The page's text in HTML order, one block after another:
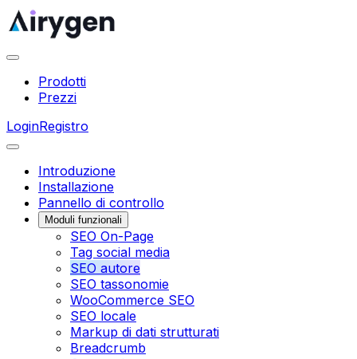
Prodotti
Prezzi
LoginRegistro
Introduzione
Installazione
Pannello di controllo
Moduli funzionali
SEO On-Page
Tag social media
SEO autore
SEO tassonomie
WooCommerce SEO
SEO locale
Markup di dati strutturati
Breadcrumb